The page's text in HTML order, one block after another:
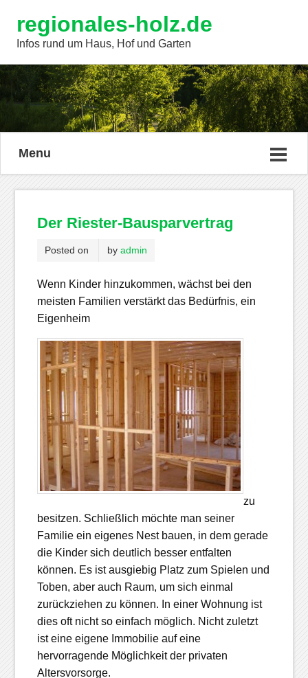
regionales-holz.de
Infos rund um Haus, Hof und Garten
Menu
Der Riester-Bausparvertrag
Posted on by admin
Wenn Kinder hinzukommen, wächst bei den
meisten Familien verstärkt das Bedürfnis, ein
Eigenheim
zu
besitzen. Schließlich möchte man seiner
Familie ein eigenes Nest bauen, in dem gerade
die Kinder sich deutlich besser entfalten
können. Es ist ausgiebig Platz zum Spielen und
Toben, aber auch Raum, um sich einmal
zurückziehen zu können. In einer Wohnung ist
dies oft nicht so einfach möglich. Nicht zuletzt
ist eine eigene Immobilie auf eine
hervorragende Möglichkeit der privaten
Altersvorsorge.